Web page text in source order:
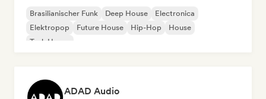
Brasilianischer Funk Deep House
Electronica
Elektropop
Future House Hip-Hop
House
Tech House
ADAD Audio